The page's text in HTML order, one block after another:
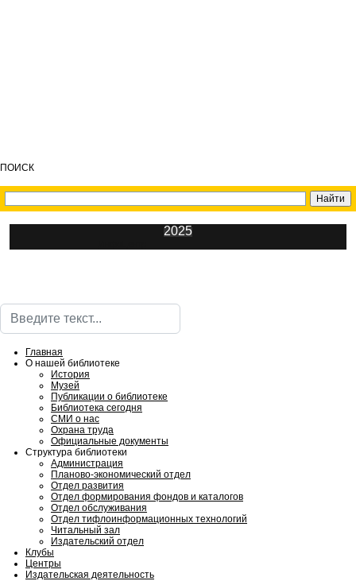
ПОИСК
2025
Поиск
Главная
О нашей библиотеке
История
Музей
Публикации о библиотеке
Библиотека сегодня
СМИ о нас
Охрана труда
Официальные документы
Структура библиотеки
Администрация
Планово-экономический отдел
Отдел развития
Отдел формирования фондов и каталогов
Отдел обслуживания
Отдел тифлоинформационных технологий
Читальный зал
Издательский отдел
Клубы
Центры
Издательская деятельность